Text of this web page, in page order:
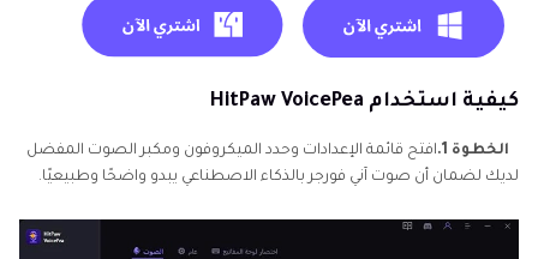
كيفية استخدام HitPaw VoicePea
الخطوة 1.
افتح قائمة الإعدادات وحدد الميكروفون ومكبر الصوت المفضل
لديك لضمان أن صوت آني فورجر بالذكاء الاصطناعي يبدو واضحًا وطبيعيًا.